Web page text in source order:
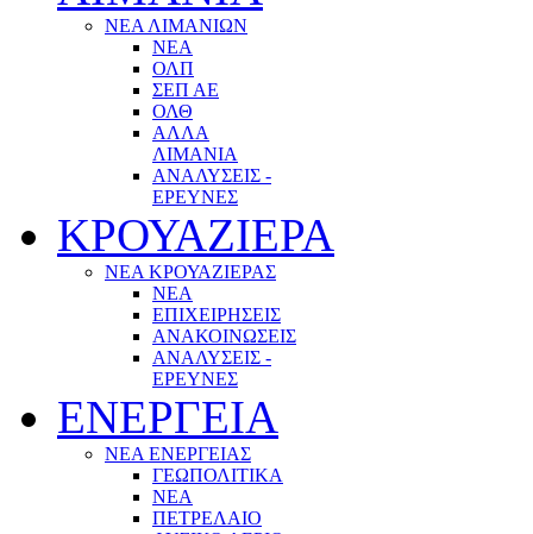
ΝΕΑ ΛΙΜΑΝΙΩΝ
ΝΕΑ
ΟΛΠ
ΣΕΠ ΑΕ
ΟΛΘ
ΑΛΛΑ
ΛΙΜΑΝΙΑ
ΑΝΑΛΥΣΕΙΣ -
ΕΡΕΥΝΕΣ
ΚΡΟΥΑΖΙΕΡΑ
ΝΕΑ ΚΡΟΥΑΖΙΕΡΑΣ
NEA
ΕΠΙΧΕΙΡΗΣΕΙΣ
ΑΝΑΚΟΙΝΩΣΕΙΣ
ΑΝΑΛΥΣΕΙΣ -
ΕΡΕΥΝΕΣ
ΕΝΕΡΓΕΙΑ
ΝΕΑ ΕΝΕΡΓΕΙΑΣ
ΓΕΩΠΟΛΙΤΙΚΑ
ΝΕΑ
ΠΕΤΡΕΛΑΙΟ